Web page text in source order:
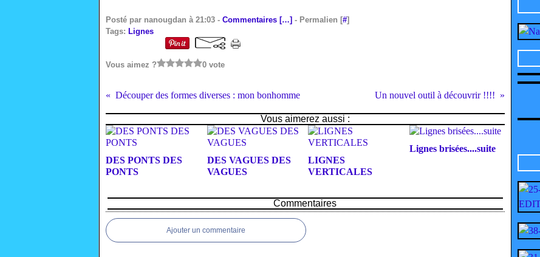
Posté par nanougdan à 21:03 - Commentaires […] - Permalien [#]
Tags: Lignes
Vous aimez ? 0 vote
Découper des formes diverses : mon bonhomme Un nouvel outil à découvrir !!!!
Vous aimerez aussi :
DES PONTS DES
PONTS
DES VAGUES DES
VAGUES
LIGNES
VERTICALES
Lignes brisées....suite
Commentaires
Ajouter un commentaire